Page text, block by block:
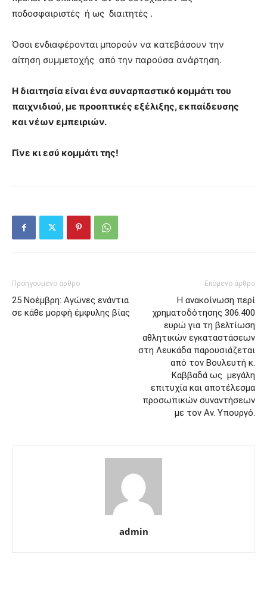
ποδοσφαιριστές ή ως διαιτητές .
Όσοι ενδιαφέρονται μπορούν να κατεβάσουν την
αίτηση συμμετοχής από την παρούσα ανάρτηση.
Η διαιτησία είναι ένα συναρπαστικό κομμάτι του
παιχνιδιού, με προοπτικές εξέλιξης, εκπαίδευσης
και νέων εμπειριών.
Γίνε κι εσύ κομμάτι της!
Προηγούμενο άρθρο
25 Νοέμβρη: Αγώνες ενάντια
σε κάθε μορφή έμφυλης βίας
Επόμενο άρθρο
Η ανακοίνωση περί
χρηματοδότησης 306.400
ευρώ για τη βελτίωση
αθλητικών εγκαταστάσεων
στη Λευκάδα παρουσιάζεται
από τον Βουλευτή κ.
Καββαδά ως μεγάλη
επιτυχία και αποτέλεσμα
προσωπικών συναντήσεων
με τον Αν. Υπουργό.
admin